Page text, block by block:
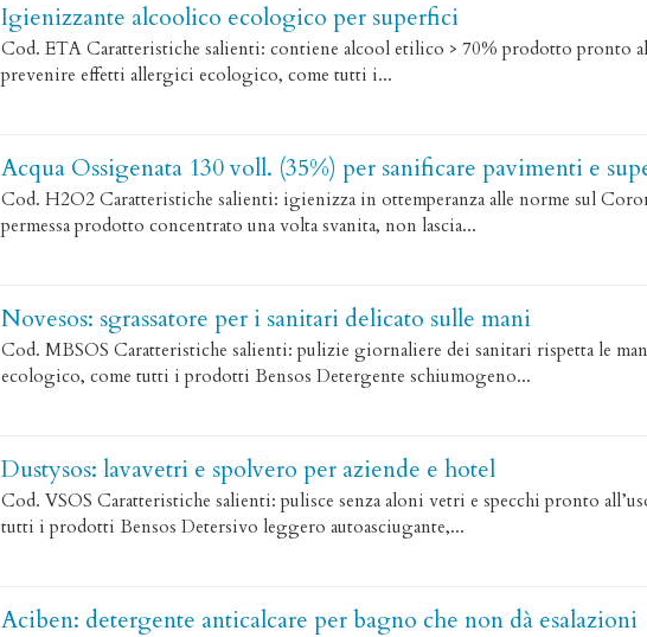
Igienizzante alcoolico ecologico per superfici
Cod. ETA Caratteristiche salienti: contiene alcool etilico > 70% prodotto pronto
prevenire effetti allergici ecologico, come tutti i...
Acqua Ossigenata 130 voll. (35%) per sanificare pavimenti e
Cod. H2O2 Caratteristiche salienti: igienizza in ottemperanza alle norme sul
permessa prodotto concentrato una volta svanita, non lascia...
Novesos: sgrassatore per i sanitari delicato sulle mani
Cod. MBSOS Caratteristiche salienti: pulizie giornaliere dei sanitari rispetta le
ecologico, come tutti i prodotti Bensos Detergente schiumogeno...
Dustysos: lavavetri e spolvero per aziende e hotel
Cod. VSOS Caratteristiche salienti: pulisce senza aloni vetri e specchi pronto
tutti i prodotti Bensos Detersivo leggero autoasciugante,...
Aciben: detergente anticalcare per bagno che non dà esalazioni